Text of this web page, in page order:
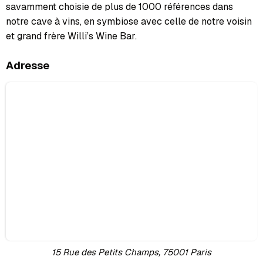
savamment choisie de plus de 1000 références dans
notre cave à vins, en symbiose avec celle de notre voisin
et grand frère Willi’s Wine Bar.
Adresse
15 Rue des Petits Champs, 75001 Paris